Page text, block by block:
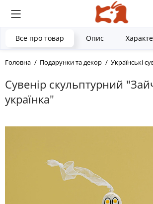
Головна Подарунки та декор Українські
Сувенір скульптурний
українка"
Все про товар Опис